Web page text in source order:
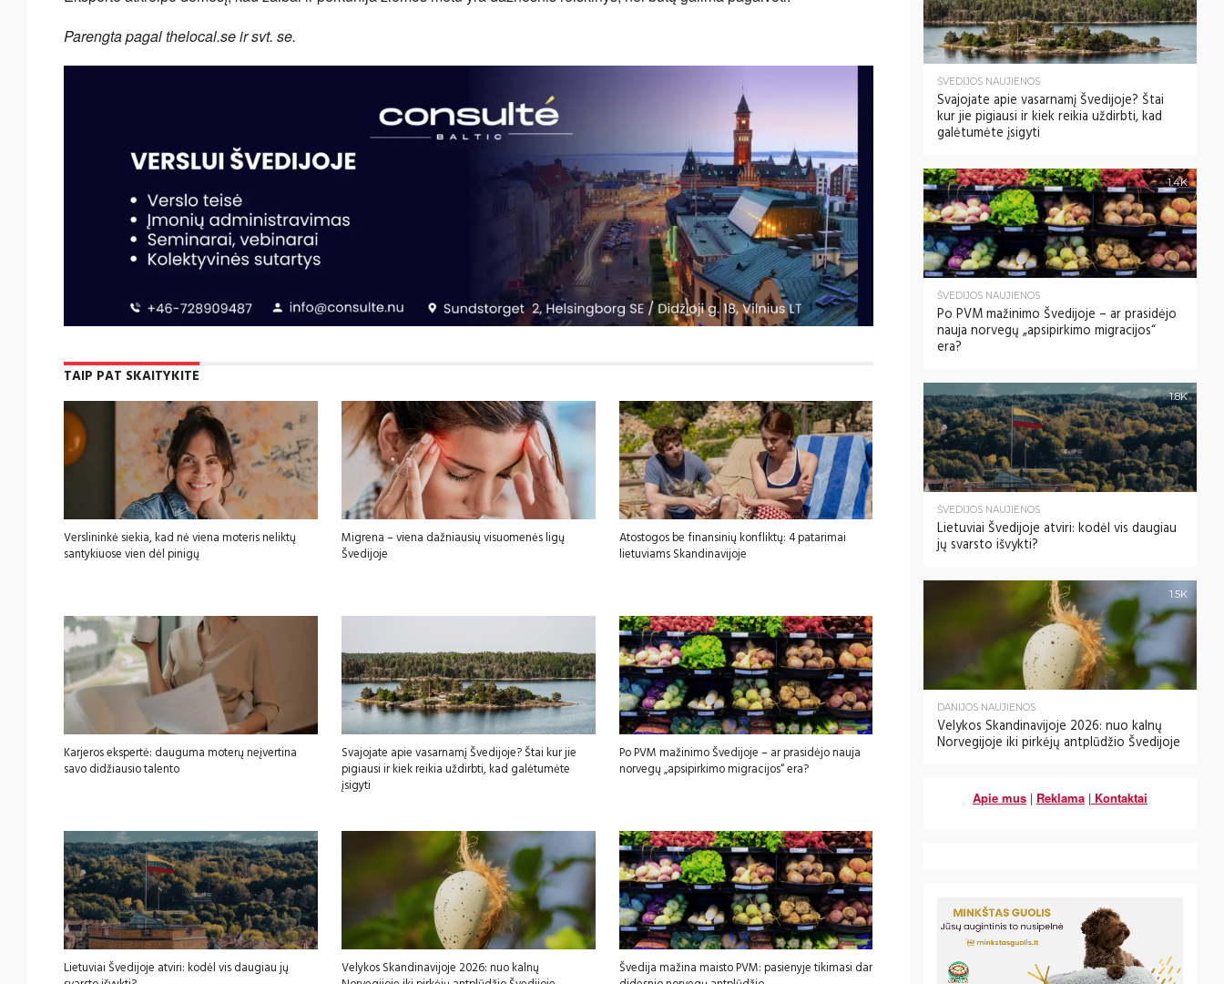
Parengta pagal thelocal.se ir svt. se.
TAIP PAT SKAITYKITE
Verslininkė siekia, kad nė viena moteris neliktų
santykiuose vien dėl pinigų
Migrena – viena dažniausių visuomenės ligų
Švedijoje
Atostogos be finansinių konfliktų: 4 patarimai
lietuviams Skandinavijoje
Karjeros ekspertė: dauguma moterų neįvertina
savo didžiausio talento
Svajojate apie vasarnamį Švedijoje? Štai kur jie
pigiausi ir kiek reikia uždirbti, kad galėtumėte
įsigyti
Po PVM mažinimo Švedijoje – ar prasidėjo nauja
norvegų „apsipirkimo migracijos“ era?
Lietuviai Švedijoje atviri: kodėl vis daugiau jų
Velykos Skandinavijoje 2026: nuo kalnų
Švedija mažina maisto PVM: pasienyje tikimasi dar
ŠVEDIJOS NAUJIENOS
Svajojate apie vasarnamį Švedijoje? Štai
kur jie pigiausi ir kiek reikia uždirbti, kad
galėtumėte įsigyti
1.4K
ŠVEDIJOS NAUJIENOS
Po PVM mažinimo Švedijoje – ar prasidėjo
nauja norvegų „apsipirkimo migracijos“
era?
1.8K
ŠVEDIJOS NAUJIENOS
Lietuviai Švedijoje atviri: kodėl vis daugiau
jų svarsto išvykti?
1.5K
DANIJOS NAUJIENOS
Velykos Skandinavijoje 2026: nuo kalnų
Norvegijoje iki pirkėjų antplūdžio Švedijoje
Apie mus | Reklama | Kontaktai